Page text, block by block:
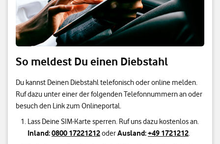
So meldest Du einen Diebstahl
Du kannst Deinen Diebstahl telefonisch oder online melden.
Ruf dazu unter einer der folgenden Telefonnummern an oder
besuch den Link zum Onlineportal.
Lass Deine SIM-Karte sperren. Ruf uns dazu kostenlos an.
Inland:0800 17221212oderAusland:+49 1721212.